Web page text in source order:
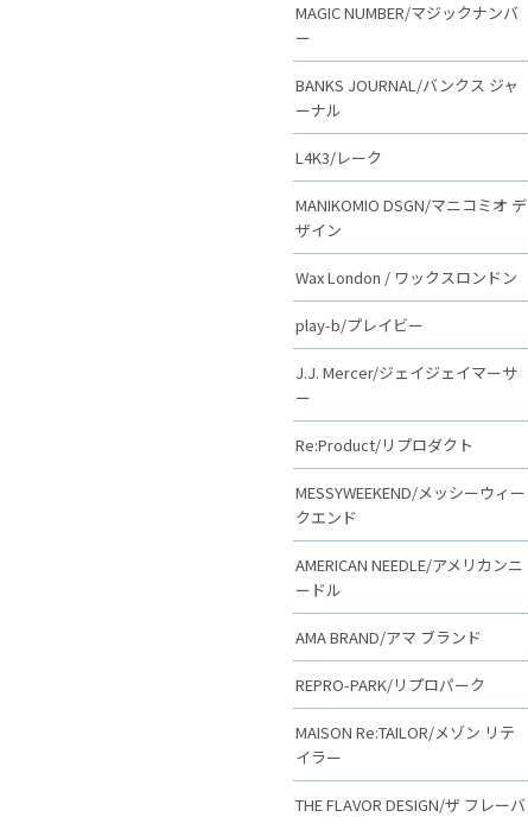
MAGIC NUMBER/マジックナンバ
ー
BANKS JOURNAL/バンクス ジャ
ーナル
L4K3/レーク
MANIKOMIO DSGN/マニコミオ デ
ザイン
Wax London / ワックスロンドン
play-b/プレイビー
J.J. Mercer/ジェイジェイマーサ
ー
Re:Product/リプロダクト
MESSYWEEKEND/メッシーウィー
クエンド
AMERICAN NEEDLE/アメリカンニ
ードル
AMA BRAND/アマ ブランド
REPRO-PARK/リプロパーク
MAISON Re:TAILOR/メゾン リテ
イラー
THE FLAVOR DESIGN/ザ フレーバ